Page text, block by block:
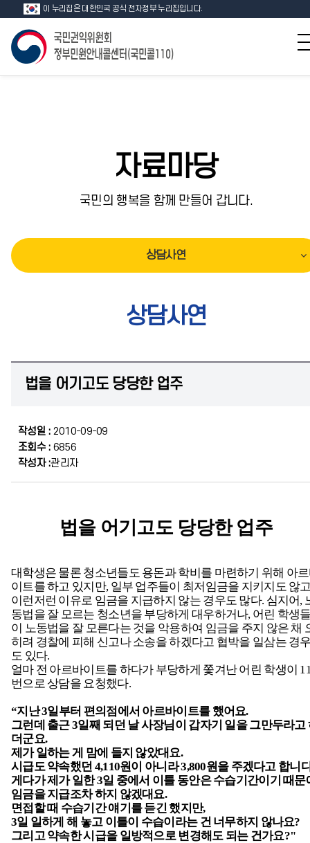
이 누리집은 대한민국 공식 전자정부 누리집입니다.
자료마당
국민의 행복을 함께 만들어 갑니다.
상담사연
상담사연
법을 어기고도 당당한 업주
작성일 : 2010-09-09
조회수 : 6856
작성자 :관리자
법을 어기고도 당당한 업주
대학생은 물론 청소년들도 용돈과 학비를 마련하기 위해 아
이트를 하고 있지만, 일부 업주들이 최저임금을 지키지도 않
이런저런 이유로 임금을 지급하지 않는 경우도 많다. 심지어,
동법을 잘 모르는 청소년을 부당하게 대우하거나, 어린 학생
이 노동법을 잘 모른다는 것을 악용하여 임금을 주지 않은 채
히려 경찰에 피해 신고나 소송을 하겠다고 협박을 일삼는 경
도 있다.
얼마 전 아르바이트를 하다가 부당하게 쫓겨난 어린 학생이
번으로 상담을 요청했다.
“지난 3일부터 편의점에서 아르바이트를 했어요.
그런데 출근 3일째 되던 날 사장님이 갑자기 일을 그만두라고
더군요.
제가 일하는 게 맘에 들지 않았대요.
시급도 약속했던 4,110원이 아니라 3,800원을 주겠다고 합니
게다가 제가 일한 3일 중에서 이틀 동안은 수습기간이기 때문
임금을 지급조차 하지 않겠대요.
면접할 때 수습기간 얘기를 듣긴 했지만,
3일 일하게 해 놓고 이틀이 수습이라는 건 너무하지 않나요?
그리고 약속한 시급을 일방적으로 변경해도 되는 건가요?"